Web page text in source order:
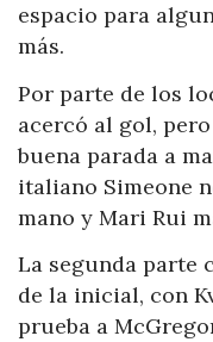
espacio para
más.
Por parte de los
acercó al gol,
buena parada a
italiano Simeone
mano y Mari Rui
La segunda parte
de la inicial, con
prueba a